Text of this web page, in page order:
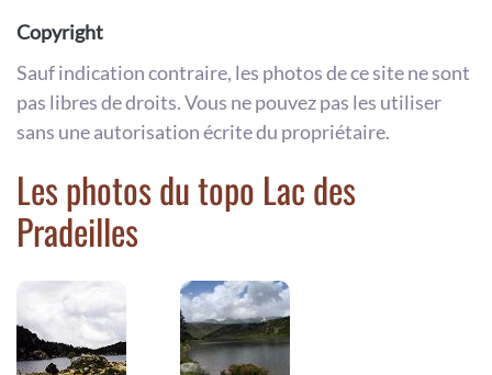
Copyright
Sauf indication contraire, les photos de ce site ne sont
pas libres de droits. Vous ne pouvez pas les utiliser
sans une autorisation écrite du propriétaire.
Les photos du topo Lac des
Pradeilles